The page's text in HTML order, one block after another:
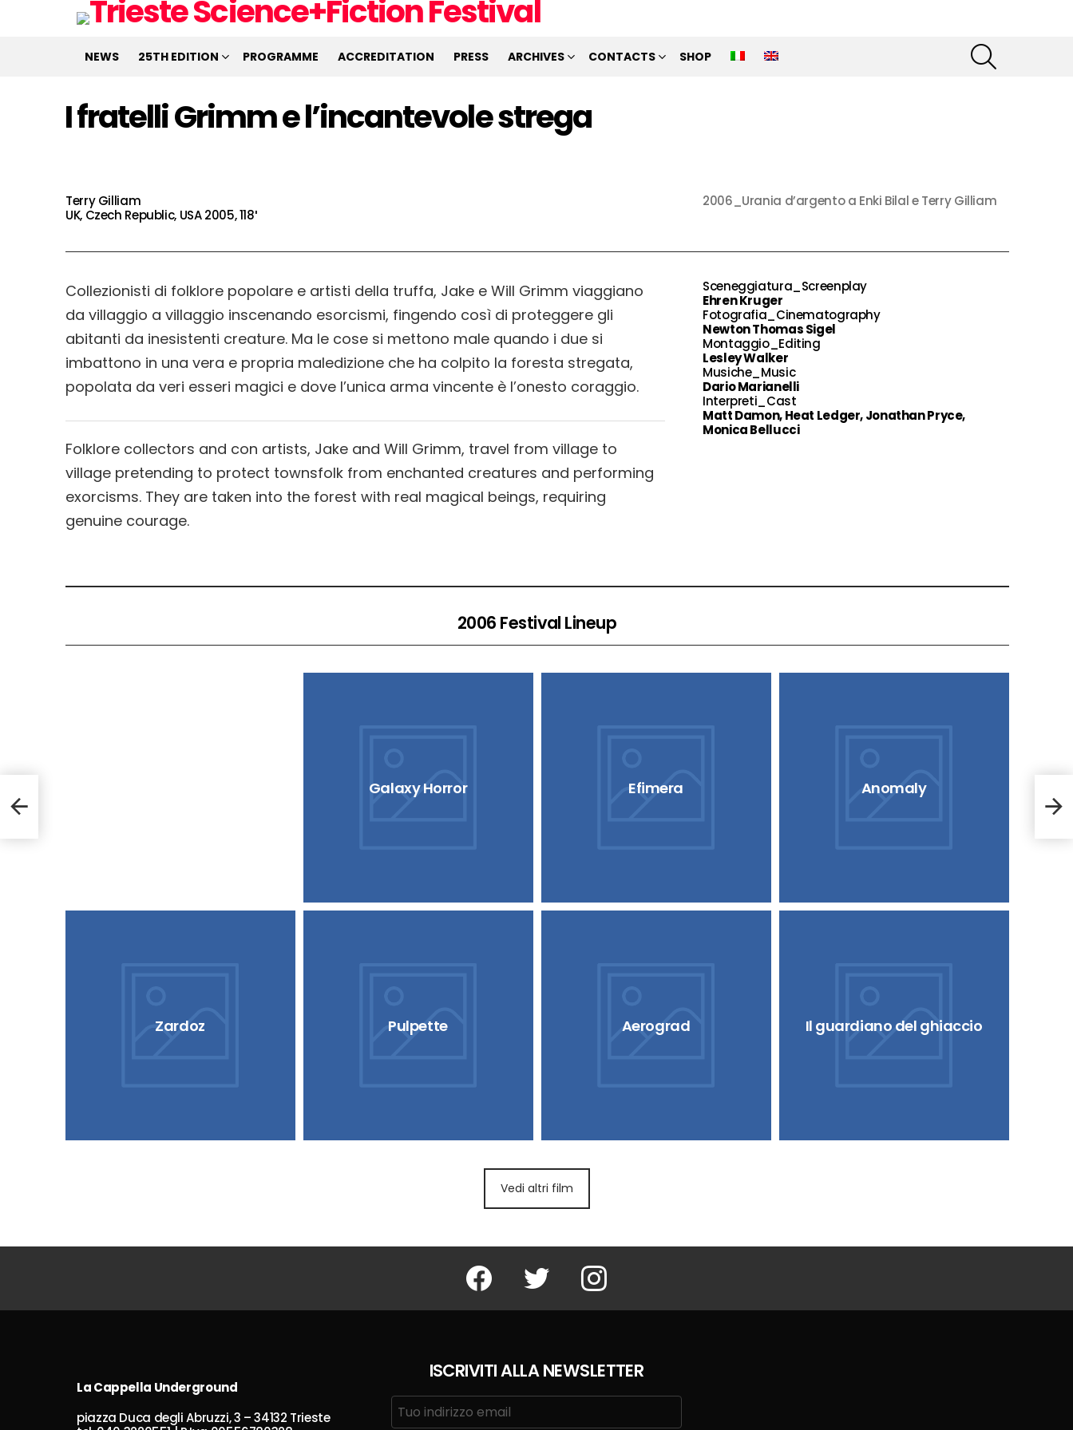
NEWS 25TH EDITION PROGRAMME ACCREDITATION PRESS ARCHIVES CONTACTS SHOP
I fratelli Grimm e l’incantevole strega
Terry Gilliam
UK, Czech Republic, USA 2005, 118′
2006_Urania d’argento a Enki Bilal e Terry Gilliam
Collezionisti di folklore popolare e artisti della truffa, Jake e Will Grimm viaggiano
da villaggio a villaggio inscenando esorcismi, fingendo così di proteggere gli
abitanti da inesistenti creature. Ma le cose si mettono male quando i due si
imbattono in una vera e propria maledizione che ha colpito la foresta stregata,
popolata da veri esseri magici e dove l’unica arma vincente è l’onesto coraggio.
Folklore collectors and con artists, Jake and Will Grimm, travel from village to
village pretending to protect townsfolk from enchanted creatures and performing
exorcisms. They are taken into the forest with real magical beings, requiring
genuine courage.
Sceneggiatura_Screenplay
Ehren Kruger
Fotografia_Cinematography
Newton Thomas Sigel
Montaggio_Editing
Lesley Walker
Musiche_Music
Dario Marianelli
Interpreti_Cast
Matt Damon, Heat Ledger, Jonathan Pryce,
Monica Bellucci
2006 Festival Lineup
Galaxy Horror Efimera Anomaly
Zardoz Pulpette Aerograd Il guardiano del ghiaccio
Vedi altri film
Facebook Twitter Instagram
La Cappella Underground
piazza Duca degli Abruzzi, 3 – 34132 Trieste
ISCRIVITI ALLA NEWSLETTER